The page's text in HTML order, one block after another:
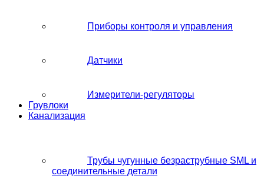
Приборы контроля и управления
Датчики
Измерители-регуляторы
Грувлоки
Канализация
Трубы чугунные безраструбные SML и
соединительные детали